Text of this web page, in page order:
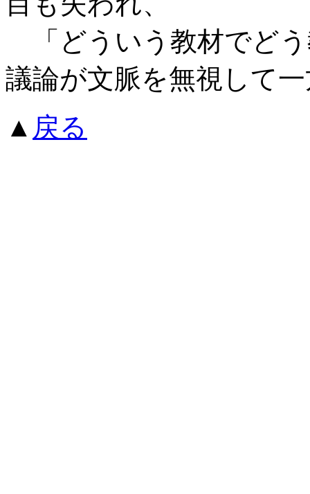
「どういう教材でど
議論が文脈を無視して
▲ 戻る